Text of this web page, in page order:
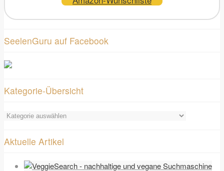
SeelenGuru auf Facebook
Kategorie-Übersicht
Kategorie-
Aktuelle Artikel